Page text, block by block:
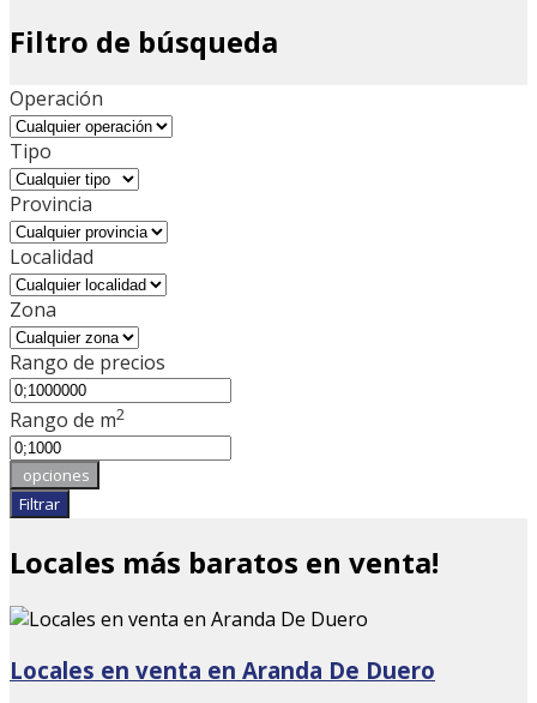
Filtro de búsqueda
Operación
Tipo
Provincia
Localidad
Zona
Rango de precios
Rango de m2
opciones
Filtrar
Locales más baratos en venta!
Locales en venta en Aranda De Duero